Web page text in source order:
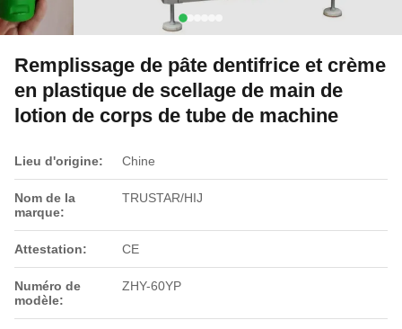
Remplissage de pâte dentifrice et crème
en plastique de scellage de main de
lotion de corps de tube de machine
Lieu d'origine: Chine
Nom de la
marque:
TRUSTAR/HIJ
Attestation: CE
Numéro de
modèle:
ZHY-60YP